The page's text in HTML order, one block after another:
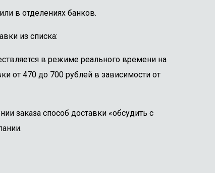
в отделениях банков.
из списка:
в режиме реального времени на
от 470 до 700 рублей в зависимости от
заказа способ доставки «обсудить с